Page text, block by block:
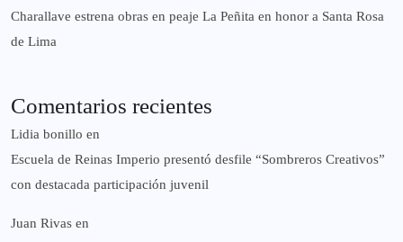
Charallave estrena obras en peaje La Peñita en honor a Santa Rosa
de Lima
Comentarios recientes
Lidia bonillo en
Escuela de Reinas Imperio presentó desfile “Sombreros Creativos”
con destacada participación juvenil
Juan Rivas en